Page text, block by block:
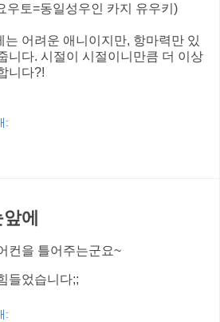
우토=동일성우인 카지 유우키)
어려운 애니이지만, 항마력만 있
니다. 시절이 시절이니만큼 더 이상
니다?!
:
에
컨을 틀어주는군요~
들었습니다;;
: